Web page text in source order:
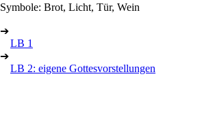
Symbole: Brot, Licht, Tür, Wein
➔
LB 1
➔
LB 2: eigene Gottesvorstellungen